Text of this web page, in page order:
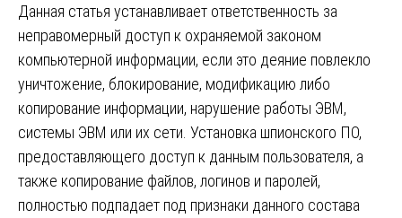
Данная статья устанавливает ответственность за
неправомерный доступ к охраняемой законом
компьютерной информации, если это деяние повлекло
уничтожение, блокирование, модификацию либо
копирование информации, нарушение работы ЭВМ,
системы ЭВМ или их сети. Установка шпионского ПО,
предоставляющего доступ к данным пользователя, а
также копирование файлов, логинов и паролей,
полностью подпадает под признаки данного состава